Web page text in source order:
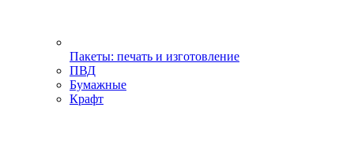
Пакеты: печать и изготовление
ПВД
Бумажные
Крафт